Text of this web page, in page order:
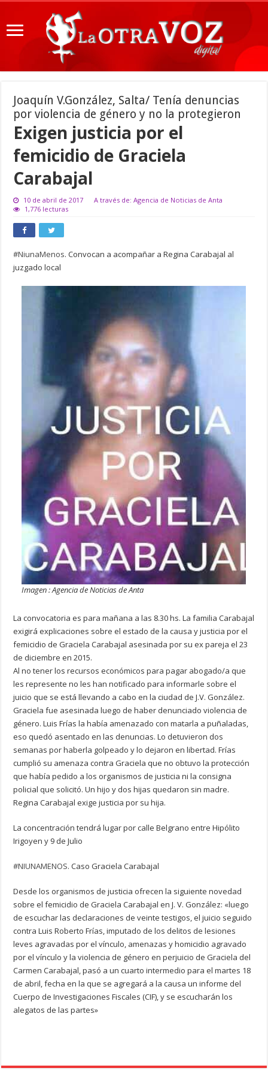
Joaquín V.González, Salta/ Tenía denuncias
por violencia de género y no la protegieron
Exigen justicia por el
femicidio de Graciela
Carabajal
10 de abril de 2017
A través de: Agencia de Noticias de Anta
1,776 lecturas
#NiunaMenos. Convocan a acompañar a Regina Carabajal al
juzgado local
Imagen : Agencia de Noticias de Anta
La convocatoria es para mañana a las 8.30 hs. La familia Carabajal
exigirá explicaciones sobre el estado de la causa y justicia por el
femicidio de Graciela Carabajal asesinada por su ex pareja el 23
de diciembre en 2015.
Al no tener los recursos económicos para pagar abogado/a que
les represente no les han notificado para informarle sobre el
juicio que se está llevando a cabo en la ciudad de J.V. González.
Graciela fue asesinada luego de haber denunciado violencia de
género. Luis Frías la había amenazado con matarla a puñaladas,
eso quedó asentado en las denuncias. Lo detuvieron dos
semanas por haberla golpeado y lo dejaron en libertad. Frías
cumplió su amenaza contra Graciela que no obtuvo la protección
que había pedido a los organismos de justicia ni la consigna
policial que solicitó. Un hijo y dos hijas quedaron sin madre.
Regina Carabajal exige justicia por su hija.
La concentración tendrá lugar por calle Belgrano entre Hipólito
Irigoyen y 9 de Julio
#NIUNAMENOS. Caso Graciela Carabajal
Desde los organismos de justicia ofrecen la siguiente novedad
sobre el femicidio de Graciela Carabajal en J. V. González: «luego
de escuchar las declaraciones de veinte testigos, el juicio seguido
contra Luis Roberto Frías, imputado de los delitos de lesiones
leves agravadas por el vínculo, amenazas y homicidio agravado
por el vínculo y la violencia de género en perjuicio de Graciela del
Carmen Carabajal, pasó a un cuarto intermedio para el martes 18
de abril, fecha en la que se agregará a la causa un informe del
Cuerpo de Investigaciones Fiscales (CIF), y se escucharán los
alegatos de las partes»